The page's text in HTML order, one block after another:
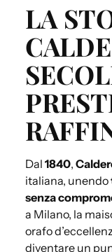
LA
Dal 1840,
italiana, unendo
senza
a Milano, la
orafo
diventare un